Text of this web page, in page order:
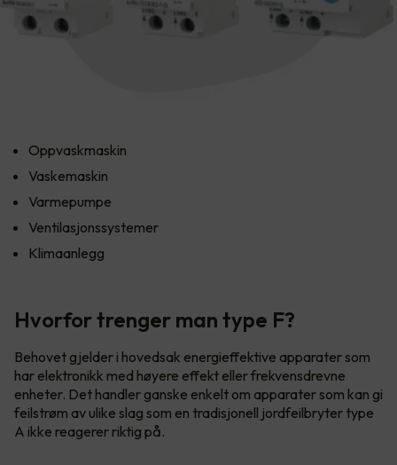
Oppvaskmaskin
Vaskemaskin
Varmepumpe
Ventilasjonssystemer
Klimaanlegg
Hvorfor trenger man type F?
Behovet gjelder i hovedsak energieffektive apparater som
har elektronikk med høyere effekt eller frekvensdrevne
enheter. Det handler ganske enkelt om apparater som kan gi
feilstrøm av ulike slag som en tradisjonell jordfeilbryter type
A ikke reagerer riktig på.